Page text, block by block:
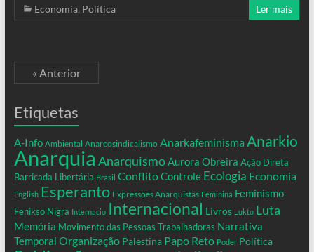
Economia, Política Ler mais
« Anterior
Etiquetas
A-Info Ambiental Anarcosindicalismo Anarkafeminisma Anarkio
Anarquia AnarquismoAurora Obreira Ação Direta
Barricada Libertária Brasil ConflitoControle Ecologia Economia
English Esperanto Expressões Anarquistas Feminina Feminismo
Fenikso Nigra Internacio Internacional Livros Lukto Luta
Memória Movimento das Pessoas Trabalhadoras Narrativa
Temporal Organização Palestina Papo Reto Poder Política